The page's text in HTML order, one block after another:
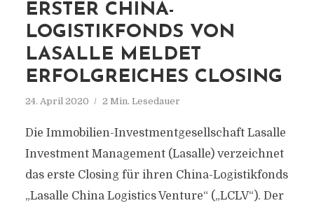
ERSTER CHINA-
LOGISTIKFONDS VON
LASALLE MELDET
ERFOLGREICHES CLOSING
24. April 2020 2 Min. Lesedauer
Die Immobilien-Investmentgesellschaft Lasalle
Investment Management (Lasalle) verzeichnet
das erste Closing für ihren China-Logistikfonds
„Lasalle China Logistics Venture“ („LCLV“). Der